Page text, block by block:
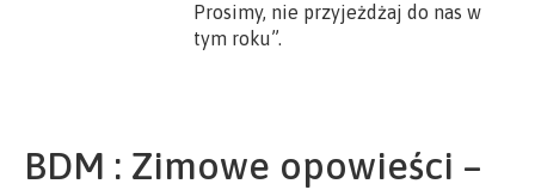
Prosimy, nie przyjeżdżaj do nas w
tym roku”.
BDM : Zimowe opowieści –